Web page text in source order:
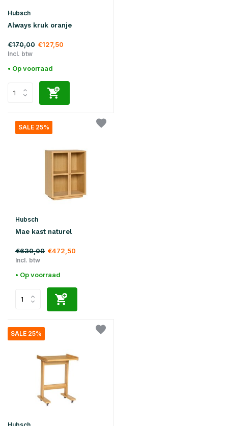
Hubsch
Always kruk oranje
€170,00 €127,50
Incl. btw
• Op voorraad
SALE 25%
Hubsch
Mae kast naturel
€630,00 €472,50
Incl. btw
• Op voorraad
SALE 25%